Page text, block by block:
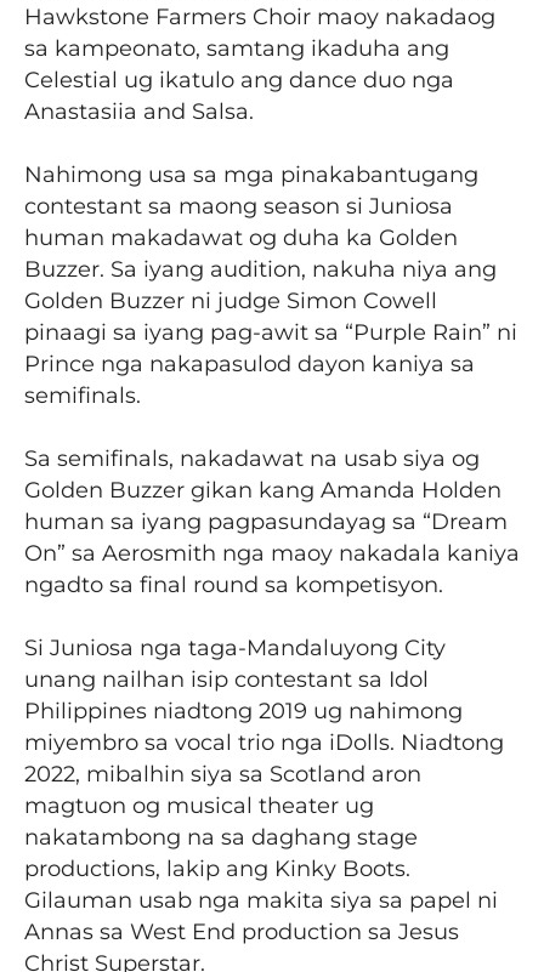
Hawkstone Farmers Choir maoy nakadaog
sa kampeonato, samtang ikaduha ang
Celestial ug ikatulo ang dance duo nga
Anastasiia and Salsa.
Nahimong usa sa mga pinakabantugang
contestant sa maong season si Juniosa
human makadawat og duha ka Golden
Buzzer. Sa iyang audition, nakuha niya ang
Golden Buzzer ni judge Simon Cowell
pinaagi sa iyang pag-awit sa “Purple Rain” ni
Prince nga nakapasulod dayon kaniya sa
semifinals.
Sa semifinals, nakadawat na usab siya og
Golden Buzzer gikan kang Amanda Holden
human sa iyang pagpasundayag sa “Dream
On” sa Aerosmith nga maoy nakadala kaniya
ngadto sa final round sa kompetisyon.
Si Juniosa nga taga-Mandaluyong City
unang nailhan isip contestant sa Idol
Philippines niadtong 2019 ug nahimong
miyembro sa vocal trio nga iDolls. Niadtong
2022, mibalhin siya sa Scotland aron
magtuon og musical theater ug
nakatambong na sa daghang stage
productions, lakip ang Kinky Boots.
Gilauman usab nga makita siya sa papel ni
Annas sa West End production sa Jesus
Christ Superstar.